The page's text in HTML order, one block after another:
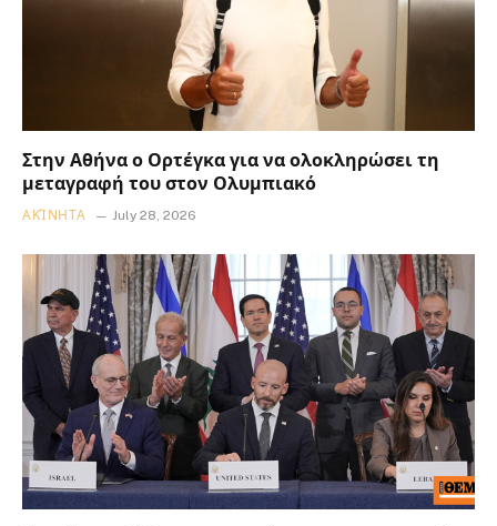
Στην Αθήνα ο Ορτέγκα για να ολοκληρώσει τη
μεταγραφή του στον Ολυμπιακό
ΑΚΊΝΗΤΑ July 28, 2026